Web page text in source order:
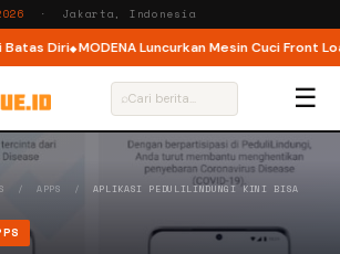
· Jakarta, Indonesia
Diri MODENA Luncurkan Mesin Cuci Front
⌕ ☰
/ APPS / APLIKASI PEDULILINDUNGI KINI BISA